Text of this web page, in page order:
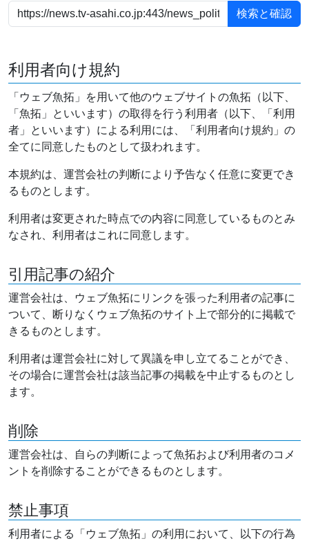
利用者向け規約
「ウェブ魚拓」を用いて他のウェブサイトの魚拓（以下、
「魚拓」といいます）の取得を行う利用者（以下、「利用
者」といいます）による利用には、「利用者向け規約」の
全てに同意したものとして扱われます。
本規約は、運営会社の判断により予告なく任意に変更でき
るものとします。
利用者は変更された時点での内容に同意しているものとみ
なされ、利用者はこれに同意します。
引用記事の紹介
運営会社は、ウェブ魚拓にリンクを張った利用者の記事に
ついて、断りなくウェブ魚拓のサイト上で部分的に掲載で
きるものとします。
利用者は運営会社に対して異議を申し立てることができ、
その場合に運営会社は該当記事の掲載を中止するものとし
ます。
削除
運営会社は、自らの判断によって魚拓および利用者のコメ
ントを削除することができるものとします。
禁止事項
利用者による「ウェブ魚拓」の利用において、以下の行為